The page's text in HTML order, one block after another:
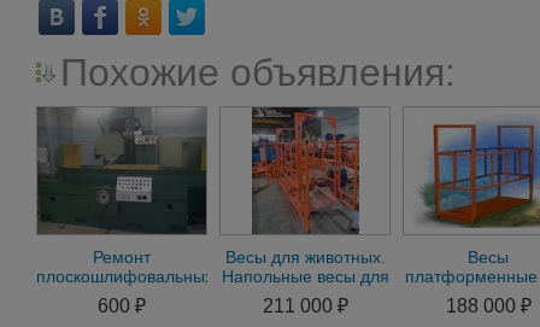
Похожие объявления:
Ремонт
плоскошлифовальных
станков 3л722
600 ₽
Весы для животных.
Напольные весы для
КРС ВП-С 5000 кг (5
тонн)
211 000 ₽
Весы
платформенные
животных
188 000 ₽